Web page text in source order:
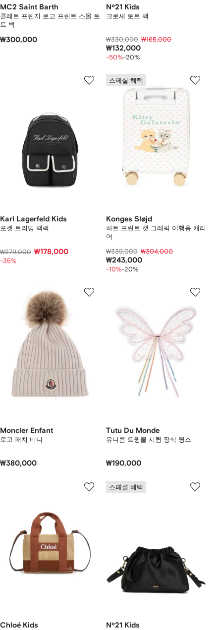
MC2 Saint Barth
콜레트 프린지 로고 프린트 스몰 토
트 백
₩300,000
Nº21 Kids
크로셰 토트 백
₩330,000 ₩165,000
₩132,000
-50%-20%
Karl Lagerfeld Kids
포켓 트리밍 백팩
₩279,000 ₩178,000
-35%
스페셜 혜택
Konges Sløjd
하트 프린트 캣 그래픽 여행용 캐리
어
₩339,000 ₩304,000
₩243,000
-10%-20%
Moncler Enfant
로고 패치 비니
₩380,000
Tutu Du Monde
유니콘 트윙클 시퀸 장식 윙스
₩190,000
Chloé Kids
스페셜 혜택
Nº21 Kids